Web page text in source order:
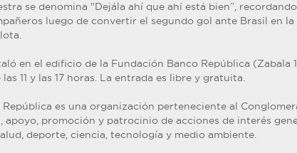
se denomina "Dejála ahí que ahí está bien”,
luego de convertir el segundo gol ante Brasil en
en el edificio de la Fundación Banco República (Zabala
11 y las 17 horas. La entrada es libre y gratuita.
es una organización perteneciente al
apoyo, promoción y patrocinio de acciones de interés
deporte, ciencia, tecnología y medio ambiente.